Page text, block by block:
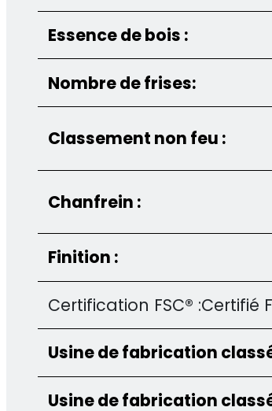
Essence de bois :
Nombre de frises:
Classement non feu :
Chanfrein :
Finition :
Certification FSC® :Certifié
Usine de fabrication
Usine de fabrication